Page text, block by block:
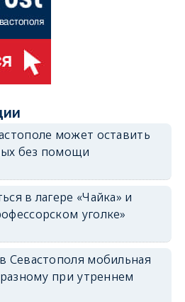
может оставить
без помощи
в лагере «Чайка» и
уголке»
Севастополя мобильная
при утреннем